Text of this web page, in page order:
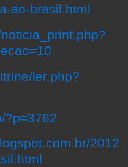
ao-brasil.html
ler.php?
?p=3762
2012